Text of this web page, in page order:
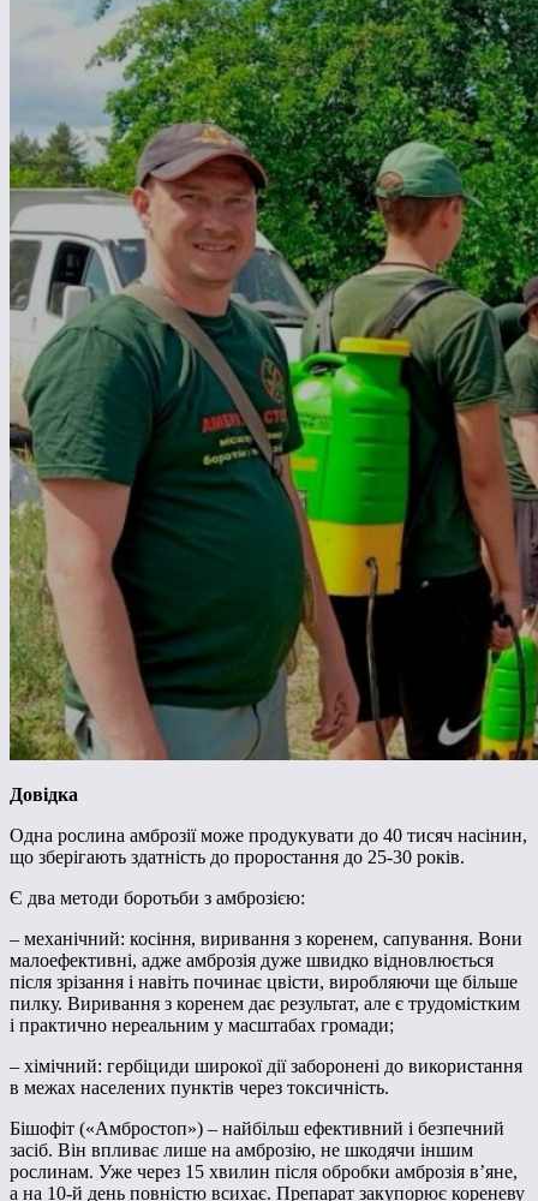
Довідка
Одна рослина амброзії може продукувати до 40 тисяч насінин,
що зберігають здатність до проростання до 25-30 років.
Є два методи боротьби з амброзією:
– механічний: косіння, виривання з коренем, сапування. Вони
малоефективні, адже амброзія дуже швидко відновлюється
після зрізання і навіть починає цвісти, виробляючи ще більше
пилку. Виривання з коренем дає результат, але є трудомістким
і практично нереальним у масштабах громади;
– хімічний: гербіциди широкої дії заборонені до використання
в межах населених пунктів через токсичність.
Бішофіт («Амбростоп») – найбільш ефективний і безпечний
засіб. Він впливає лише на амброзію, не шкодячи іншим
рослинам. Уже через 15 хвилин після обробки амброзія в’яне,
а на 10-й день повністю всихає. Препарат закупорює кореневу